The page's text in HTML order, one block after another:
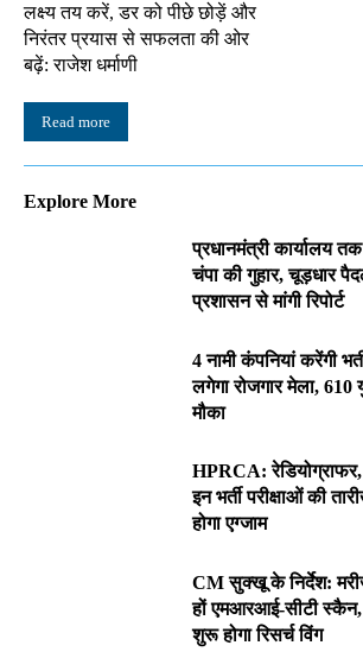
लक्ष्य तय करें, डर को पीछे छोड़ें और
निरंतर प्रयास से सफलता की ओर
बढ़ें: राजेश धर्माणी
Read more
Explore More
प्रधानमंत्री कार्यालय
चंपा की गुहार, चूड़धार
प्रशासन से मांगी रिपोर्ट
4 नामी कंपनियां करेंगी
लगेगा रोजगार मेला,
मौका
HPRCA:
इन भर्ती परीक्षाओं की
होगा एग्जाम
CM सुक्खू के निर्देश:
हों एमआरआई-सीटी
शुरू होगा रिसर्च विंग